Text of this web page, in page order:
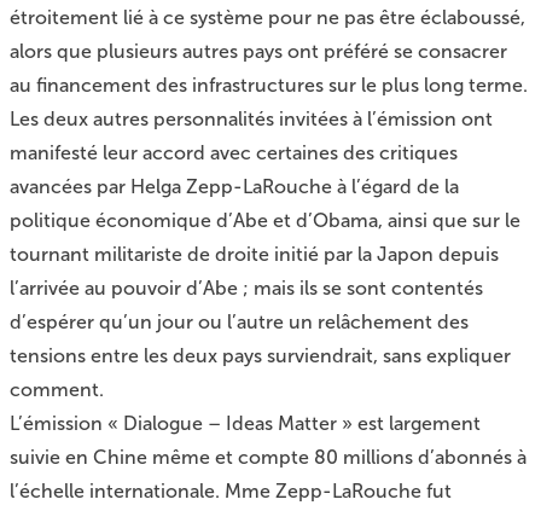
étroitement lié à ce système pour ne pas être éclaboussé,
alors que plusieurs autres pays ont préféré se consacrer
au financement des infrastructures sur le plus long terme.
Les deux autres personnalités invitées à l’émission ont
manifesté leur accord avec certaines des critiques
avancées par Helga Zepp-LaRouche à l’égard de la
politique économique d’Abe et d’Obama, ainsi que sur le
tournant militariste de droite initié par la Japon depuis
l’arrivée au pouvoir d’Abe ; mais ils se sont contentés
d’espérer qu’un jour ou l’autre un relâchement des
tensions entre les deux pays surviendrait, sans expliquer
comment.
L’émission « Dialogue – Ideas Matter » est largement
suivie en Chine même et compte 80 millions d’abonnés à
l’échelle internationale. Mme Zepp-LaRouche fut